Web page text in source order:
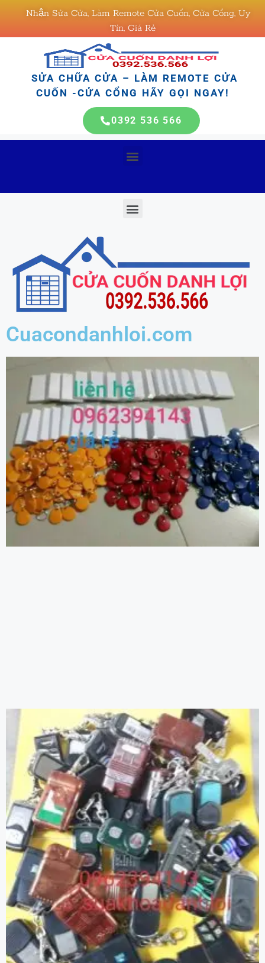
Nhận Sửa Cửa, Làm Remote Cửa Cuốn, Cửa Cổng, Uy
Tín, Giá Rẻ
SỬA CHỮA CỬA – LÀM REMOTE CỬA
CUỐN -CỬA CỔNG HÃY GỌI NGAY!
0392 536 566
Cuacondanhloi.com